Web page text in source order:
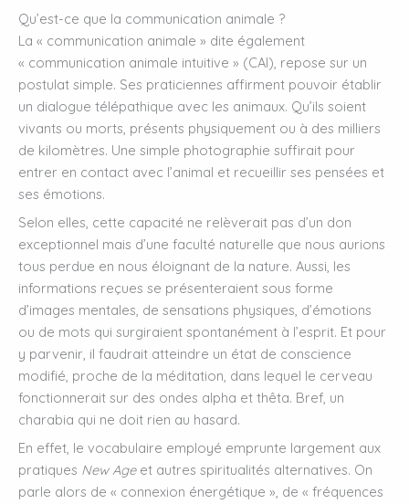
Qu’est-ce que la communication animale ?
La « communication animale » dite également
« communication animale intuitive » (CAI), repose sur un
postulat simple. Ses praticiennes affirment pouvoir établir
un dialogue télépathique avec les animaux. Qu’ils soient
vivants ou morts, présents physiquement ou à des milliers
de kilomètres. Une simple photographie suffirait pour
entrer en contact avec l’animal et recueillir ses pensées et
ses émotions.
Selon elles, cette capacité ne relèverait pas d’un don
exceptionnel mais d’une faculté naturelle que nous aurions
tous perdue en nous éloignant de la nature. Aussi, les
informations reçues se présenteraient sous forme
d’images mentales, de sensations physiques, d’émotions
ou de mots qui surgiraient spontanément à l’esprit. Et pour
y parvenir, il faudrait atteindre un état de conscience
modifié, proche de la méditation, dans lequel le cerveau
fonctionnerait sur des ondes alpha et thêta. Bref, un
charabia qui ne doit rien au hasard.
En effet, le vocabulaire employé emprunte largement aux
pratiques New Ageet autres spiritualités alternatives. On
parle alors de « connexion énergétique », de « fréquences